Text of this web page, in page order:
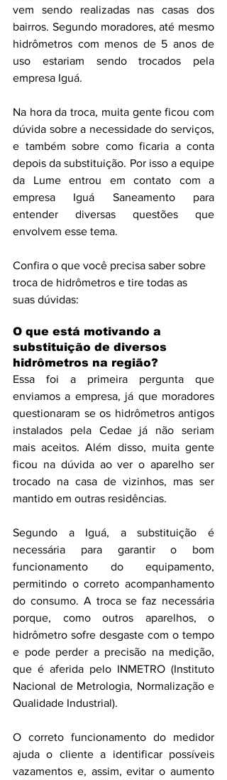
vem sendo realizadas nas casas dos
bairros. Segundo moradores, até mesmo
hidrômetros com menos de 5 anos de
uso estariam sendo trocados pela
empresa Iguá.
Na hora da troca, muita gente ficou com
dúvida sobre a necessidade do serviços,
e também sobre como ficaria a conta
depois da substituição. Por isso a equipe
da Lume entrou em contato com a
empresa Iguá Saneamento para
entender diversas questões que
envolvem esse tema.
Confira o que você precisa saber sobre
troca de hidrômetros e tire todas as
suas dúvidas:
O que está motivando a
substituição de diversos
hidrômetros na região?
Essa foi a primeira pergunta que
enviamos a empresa, já que moradores
questionaram se os hidrômetros antigos
instalados pela Cedae já não seriam
mais aceitos. Além disso, muita gente
ficou na dúvida ao ver o aparelho ser
trocado na casa de vizinhos, mas ser
mantido em outras residências.
Segundo a Iguá, a substituição é
necessária para garantir o bom
funcionamento do equipamento,
permitindo o correto acompanhamento
do consumo. A troca se faz necessária
porque, como outros aparelhos, o
hidrômetro sofre desgaste com o tempo
e pode perder a precisão na medição,
que é aferida pelo INMETRO (Instituto
Nacional de Metrologia, Normalização e
Qualidade Industrial).
O correto funcionamento do medidor
ajuda o cliente a identificar possíveis
vazamentos e, assim, evitar o aumento